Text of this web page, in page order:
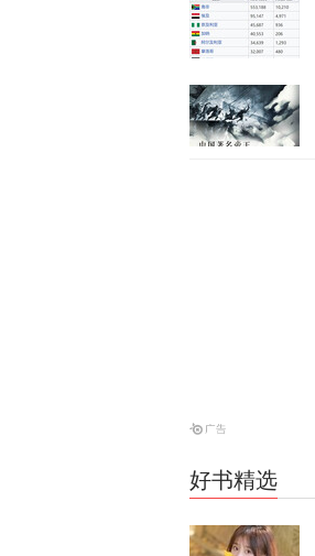
好书精选